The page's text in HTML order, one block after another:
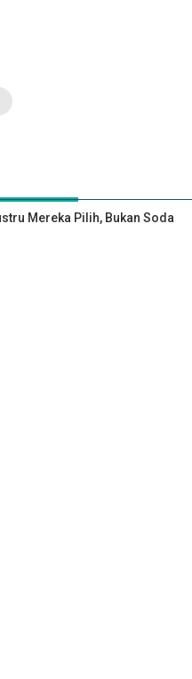
Mereka Pilih, Bukan Soda